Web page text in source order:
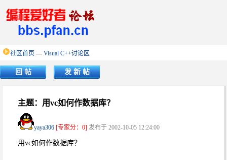
社区首页 — Visual C++讨论区
回 帖 发 新 帖
主题：用vc如何作数据库？
yaya306 [专家分：0] 发布于 2002-10-05 12:24:00
用vc如何作数据库？